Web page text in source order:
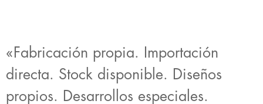
«Fabricación propia. Importación
directa. Stock disponible. Diseños
propios. Desarrollos especiales.